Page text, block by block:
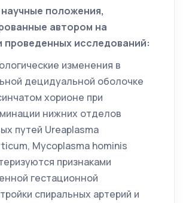
положения,
автором на
проведенных исследований:
изменения в
децидуальной оболочке
хорионе при
нижних отделов
путей Ureaplasma
Mycoplasma hominis
признаками
гестационной
спиральных артерий и